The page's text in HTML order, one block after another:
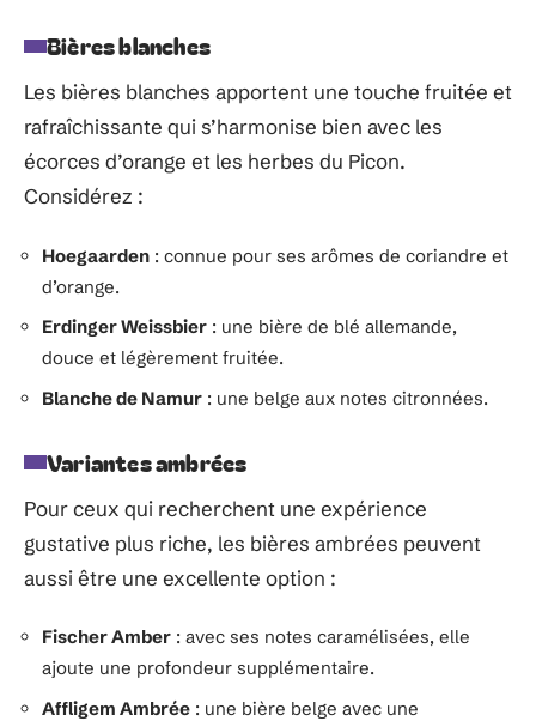
Bières blanches
Les bières blanches apportent une touche fruitée et
rafraîchissante qui s’harmonise bien avec les
écorces d’orange et les herbes du Picon.
Considérez :
Hoegaarden : connue pour ses arômes de coriandre et
d’orange.
Erdinger Weissbier : une bière de blé allemande,
douce et légèrement fruitée.
Blanche de Namur : une belge aux notes citronnées.
Variantes ambrées
Pour ceux qui recherchent une expérience
gustative plus riche, les bières ambrées peuvent
aussi être une excellente option :
Fischer Amber : avec ses notes caramélisées, elle
ajoute une profondeur supplémentaire.
Affligem Ambrée : une bière belge avec une